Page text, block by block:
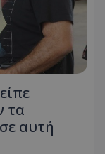
τα
αυτή